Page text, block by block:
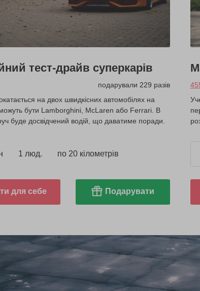
тест-драйв суперкарів
подарували 229 разів
на двох швидкісних автомобілях на
бути Lamborghini, McLaren або Ferrari. В
буде досвідчений водій, що даватиме поради.
1 люд. по 20 кілометрів
для себе Подарувати